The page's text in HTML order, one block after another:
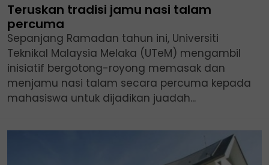
Teruskan tradisi jamu nasi talam
percuma
Sepanjang Ramadan tahun ini, Universiti
Teknikal Malaysia Melaka (UTeM) mengambil
inisiatif bergotong-royong memasak dan
menjamu nasi talam secara percuma kepada
mahasiswa untuk dijadikan juadah...